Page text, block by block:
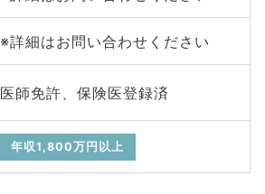
※詳細はお問い合わせください
医師免許、保険医登録済
年収1,800万円以上